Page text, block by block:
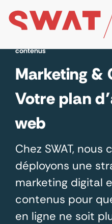
contenus
Marketing &
Votre plan
web
Chez SWAT, nous
déployons une
marketing digital
contenus pour
en ligne ne soit